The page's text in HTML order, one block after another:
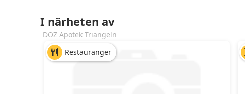
I närheten av
DOZ Apotek Triangeln
Restauranger